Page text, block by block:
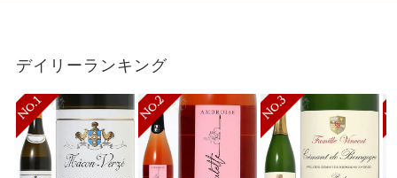
デイリーランキング